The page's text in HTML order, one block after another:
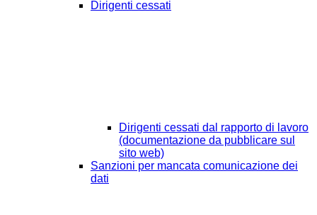
Dirigenti cessati
Dirigenti cessati dal rapporto di lavoro
(documentazione da pubblicare sul
sito web)
Sanzioni per mancata comunicazione dei
dati